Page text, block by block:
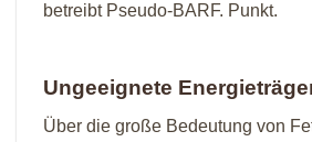
betreibt Pseudo-BARF. Punkt.
Ungeeignete
Über die große Bedeutung von